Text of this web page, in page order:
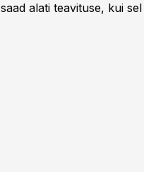
alati teavituse, kui sel